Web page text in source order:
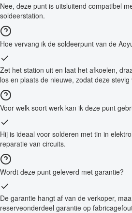
Nee, deze punt is uitsluitend compatibel
soldeerstation.
Hoe vervang ik de soldeerpunt van de
Zet het station uit en laat het afkoelen,
los en plaats de nieuwe, zodat deze stevig
Voor welk soort werk kan ik deze punt
Hij is ideaal voor solderen met tin in
reparatie van circuits.
Wordt deze punt geleverd met garantie?
De garantie hangt af van de verkoper,
reserveonderdeel garantie op